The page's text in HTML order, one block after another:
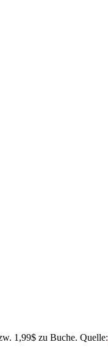
1,99$ zu Buche. Quelle: